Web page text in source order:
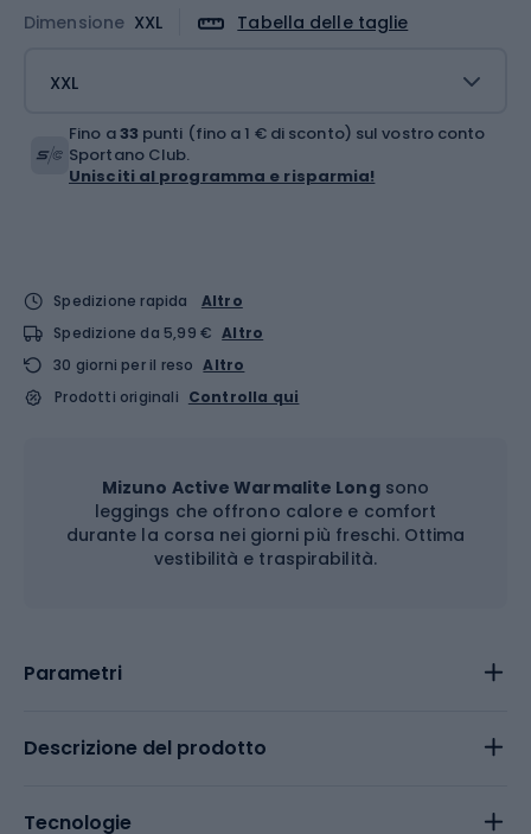
Dimensione XXL Tabella delle taglie
XXL
Fino a33 punti (fino a 1 € di sconto) sul vostro conto
Sportano Club.
Unisciti al programma e risparmia!
Spedizione rapida
Altro
Spedizione da 5,99 € Altro
30 giorni per il reso Altro
Prodotti originali Controlla qui
Mizuno Active Warmalite Longsono
leggings che offrono calore e comfort
durante la corsa nei giorni più freschi. Ottima
vestibilità e traspirabilità.
Parametri
Descrizione del prodotto
Tecnologie